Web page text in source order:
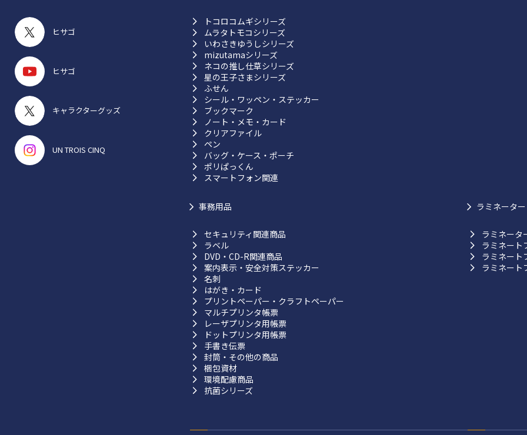
ヒサゴ
ヒサゴ
キャラクターグッズ
UN TROIS CINQ
トコロコムギシリーズ
ムラタトモコシリーズ
いわさきゆうしシリーズ
mizutamaシリーズ
ネコの推し仕草シリーズ
星の王子さまシリーズ
ふせん
シール・ワッペン・ステッカー
ブックマーク
ノート・メモ・カード
クリアファイル
ペン
バッグ・ケース・ポーチ
ポリぱっくん
スマートフォン関連
事務用品
セキュリティ関連商品
ラベル
DVD・CD-R関連商品
案内表示・安全対策ステッカー
名刺
はがき・カード
プリントペーパー・クラフトペーパー
マルチプリンタ帳票
レーザプリンタ用帳票
ドットプリンタ用帳票
手書き伝票
封筒・その他の商品
梱包資材
環境配慮商品
抗菌シリーズ
ラミネータ
ラミネータ
ラミネート
ラミネート
ラミネート